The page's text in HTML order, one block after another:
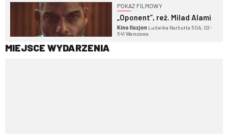
POKAZ FILMOWY
„Oponent”, reż. Milad Alami
Kino Iluzjon Ludwika Narbutta 50A, 02-
541 Warszawa
MIEJSCE WYDARZENIA